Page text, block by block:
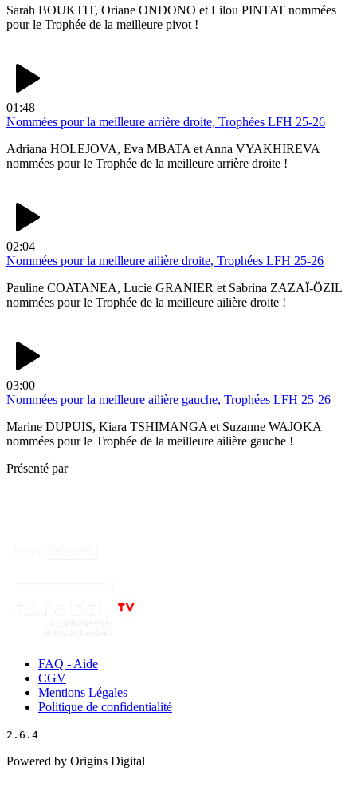
Sarah BOUKTIT, Oriane ONDONO et Lilou PINTAT nommées
pour le Trophée de la meilleure pivot !
01:48
Nommées pour la meilleure arrière droite, Trophées LFH 25-26
Adriana HOLEJOVA, Eva MBATA et Anna VYAKHIREVA
nommées pour le Trophée de la meilleure arrière droite !
02:04
Nommées pour la meilleure ailière droite, Trophées LFH 25-26
Pauline COATANEA, Lucie GRANIER et Sabrina ZAZAÏ-ÖZIL
nommées pour le Trophée de la meilleure ailière droite !
03:00
Nommées pour la meilleure ailière gauche, Trophées LFH 25-26
Marine DUPUIS, Kiara TSHIMANGA et Suzanne WAJOKA
nommées pour le Trophée de la meilleure ailière gauche !
Présenté par
FAQ - Aide
CGV
Mentions Légales
Politique de confidentialité
2.6.4
Powered by Origins Digital